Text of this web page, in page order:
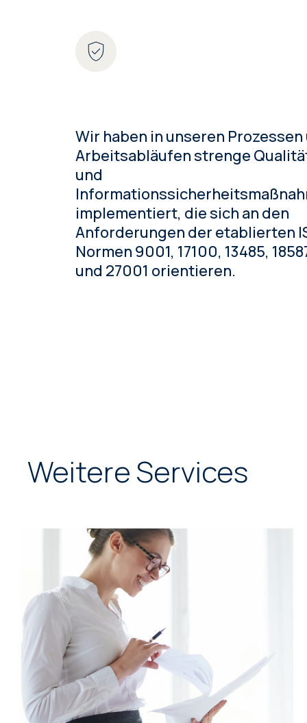
Wir haben in unseren
Arbeitsabläufen strenge
und
implementiert, die sich an den
Anforderungen der etablierten
Normen 9001, 17100, 13485,
und 27001 orientieren.
Weitere Services